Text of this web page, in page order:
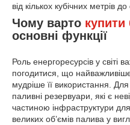
Роль енергоресурсів у
погодитися, що
мудріше її використання.
паливні резервуари, які є
частиною інфраструктури
великих об’ємів палива у
Чому варто
основні функції
від кількох кубічних метрів